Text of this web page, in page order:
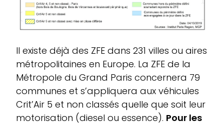
Il existe déjà des ZFE dans 231 villes ou aires
métropolitaines en Europe. La ZFE de la
Métropole du Grand Paris concernera 79
communes et s’appliquera aux véhicules
Crit’Air 5 et non classés quelle que soit leur
motorisation (diesel ou essence). Pour les